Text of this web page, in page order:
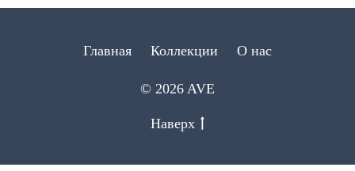
Главная Коллекции О нас
© 2026 AVE
Наверх